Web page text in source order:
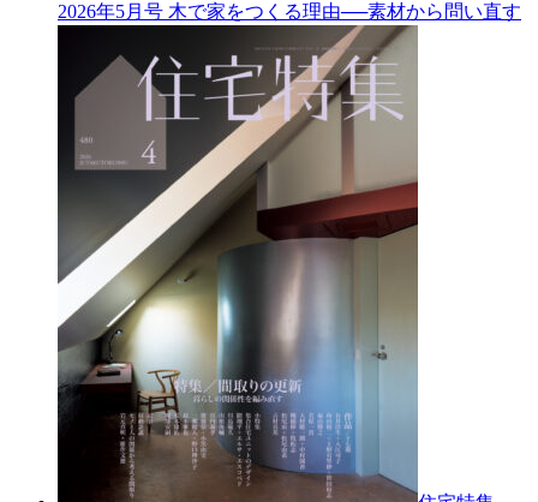
2026年5月号 木で家をつくる理由──素材から問い直す